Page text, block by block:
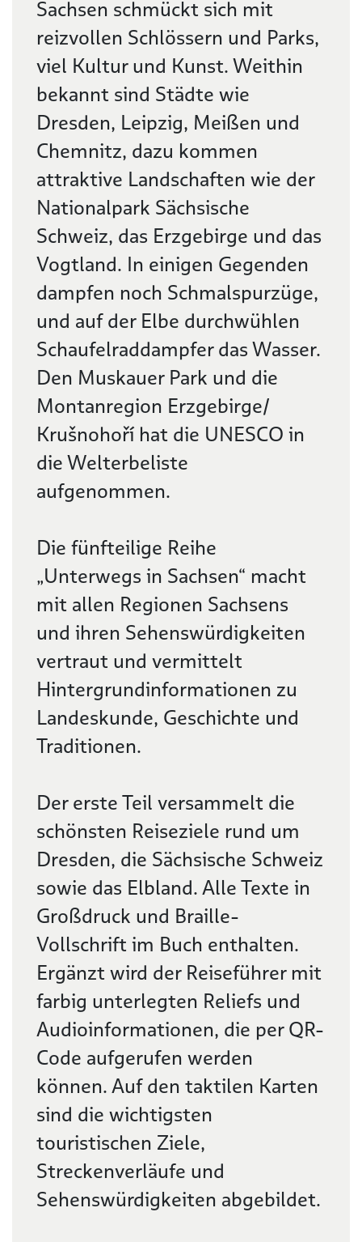
Sachsen schmückt sich mit
reizvollen Schlössern und Parks,
viel Kultur und Kunst. Weithin
bekannt sind Städte wie
Dresden, Leipzig, Meißen und
Chemnitz, dazu kommen
attraktive Landschaften wie der
Nationalpark Sächsische
Schweiz, das Erzgebirge und das
Vogtland. In einigen Gegenden
dampfen noch Schmalspurzüge,
und auf der Elbe durchwühlen
Schaufelraddampfer das Wasser.
Den Muskauer Park und die
Montanregion Erzgebirge/
Krušnohoří hat die UNESCO in
die Welterbeliste
aufgenommen.
Die fünfteilige Reihe
„Unterwegs in Sachsen“ macht
mit allen Regionen Sachsens
und ihren Sehenswürdigkeiten
vertraut und vermittelt
Hintergrundinformationen zu
Landeskunde, Geschichte und
Traditionen.
Der erste Teil versammelt die
schönsten Reiseziele rund um
Dresden, die Sächsische Schweiz
sowie das Elbland. Alle Texte in
Großdruck und Braille-
Vollschrift im Buch enthalten.
Ergänzt wird der Reiseführer mit
farbig unterlegten Reliefs und
Audioinformationen, die per QR-
Code aufgerufen werden
können. Auf den taktilen Karten
sind die wichtigsten
touristischen Ziele,
Streckenverläufe und
Sehenswürdigkeiten abgebildet.